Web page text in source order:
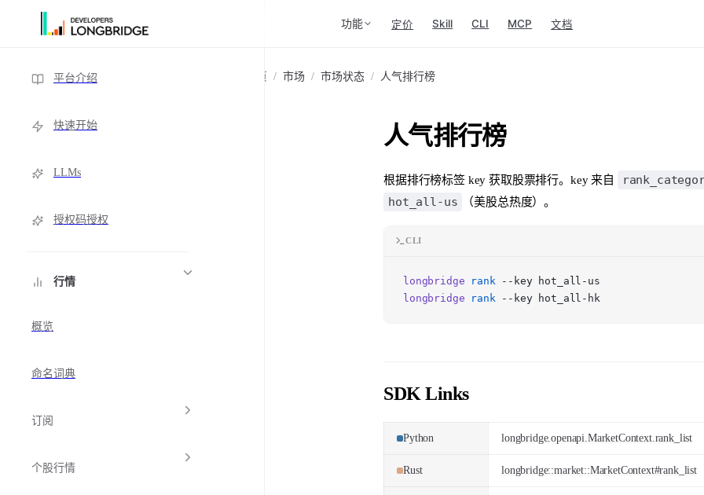
跳转到内容 功能 定价 Skill CLI MCP 文档
平台介绍
快速开始
LLMs
授权码授权
行情
概览
命名词典
订阅
个股行情
主页 / 市场 / 市场状态 / 人气排行榜
人气排行榜
根据排行榜标签 key 获取股票排行。key 来自
hot_all-us
（美股总热度）。
CLI
longbridge rank
--key hot_all-us
longbridge
rank --key hot_all-hk
SDK Links
Python longbridge.openapi.MarketContext.rank_list
Rust longbridge::market::MarketContext#rank_list